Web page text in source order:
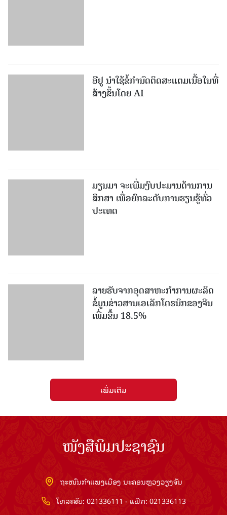
ອີຢູ ນຳໃຊ້ຂໍ້ກຳນົດຕິດສະແຕມເນື້ອໃນທີ່
ສ້າງຂຶ້ນໂດຍ AI
ມຽນມາ ຈະເພີ່ມງົບປະມານດ້ານການ
ສຶກສາ ເພື່ອຍົກລະດັບການຮຽນຮູ້ທົ່ວ
ປະເທດ
ລາຍ​ຮັບ​ຈາກ​ອຸດ​ສາ​ຫະ​ກຳ​ການ​ຜະ​ລິດ​
ຂໍ້ມູນຂ່າວສານ​ເອ​ເລັກ​ໂຕ​ຣ​ນິກ​ຂອງ​ຈີນ​ ​
ເພີ່ມຂຶ້ນ 18.5%
ເພີ່ມເຕີມ
ໜັງສືພິມປະຊາຊົນ
ຖະໜົນກຳແພງເມືອງ ນະຄອນຫຼວງວຽງຈັນ
ໂທລະສັບ: 021336111 - ແຟັກ: 021336113